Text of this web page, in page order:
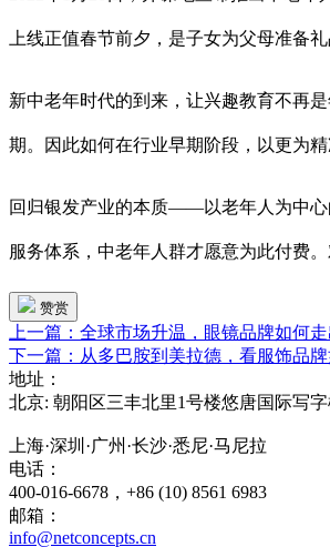
上线正值春节前夕，是子女为父母准备
新中老年时代的到来，让兴趣教育不再
期。因此如何在行业早期阶段，以更为
回归银发产业的本质——以老年人为中心
服务体系，中老年人群才愿意为此付费
赞赏
上一篇：全球市场升温，眼镜品牌如何
下一篇：从多巴胺到美拉德，看服饰品
地址：
北京: 朝阳区三丰北里1号楼悠唐国际写
上海·深圳·广州·长沙·悉尼·马尼拉
电话：
400-016-6678，+86 (10) 8561 6983
邮箱：
info@netconcepts.cn